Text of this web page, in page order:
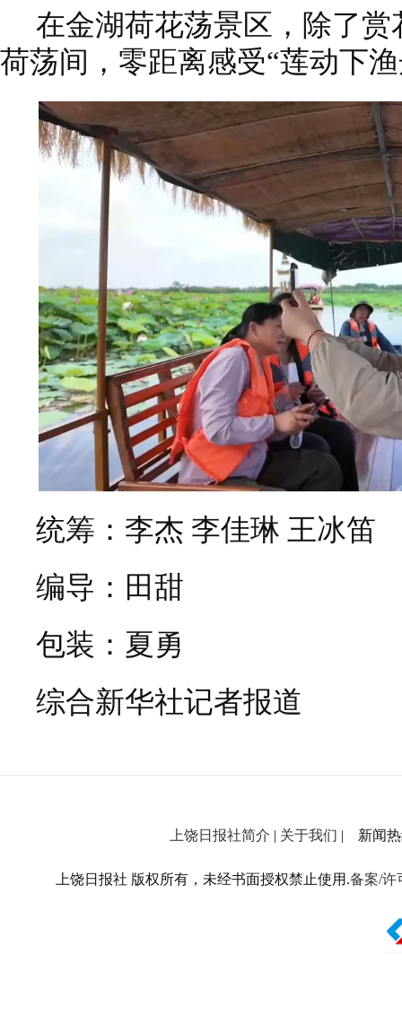
在金湖荷花荡景区，除了
荷荡间，零距离感受“莲动下
统筹：李杰 李佳琳 王冰笛
编导：田甜
包装：夏勇
综合新华社记者报道
上饶日报社简介 | 关于我们 | 新闻热
上饶日报社 版权所有，未经书面授权禁止使用.备案/许